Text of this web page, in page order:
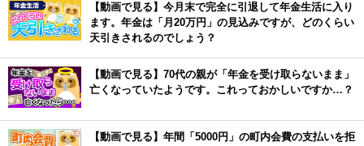
【動画で見る】今月末で完全に引退して年金生活に入り
ます。年金は「月20万円」の見込みですが、どのくらい
天引きされるのでしょう？
【動画で見る】70代の親が「年金を受け取らないまま」
亡くなっていたようです。これっておかしいですか…？
【動画で見る】年間「5000円」の町内会費の支払いを拒